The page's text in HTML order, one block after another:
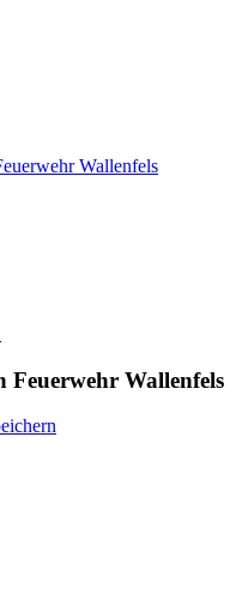
Wallenfels
Feuerwehr Wallenfels